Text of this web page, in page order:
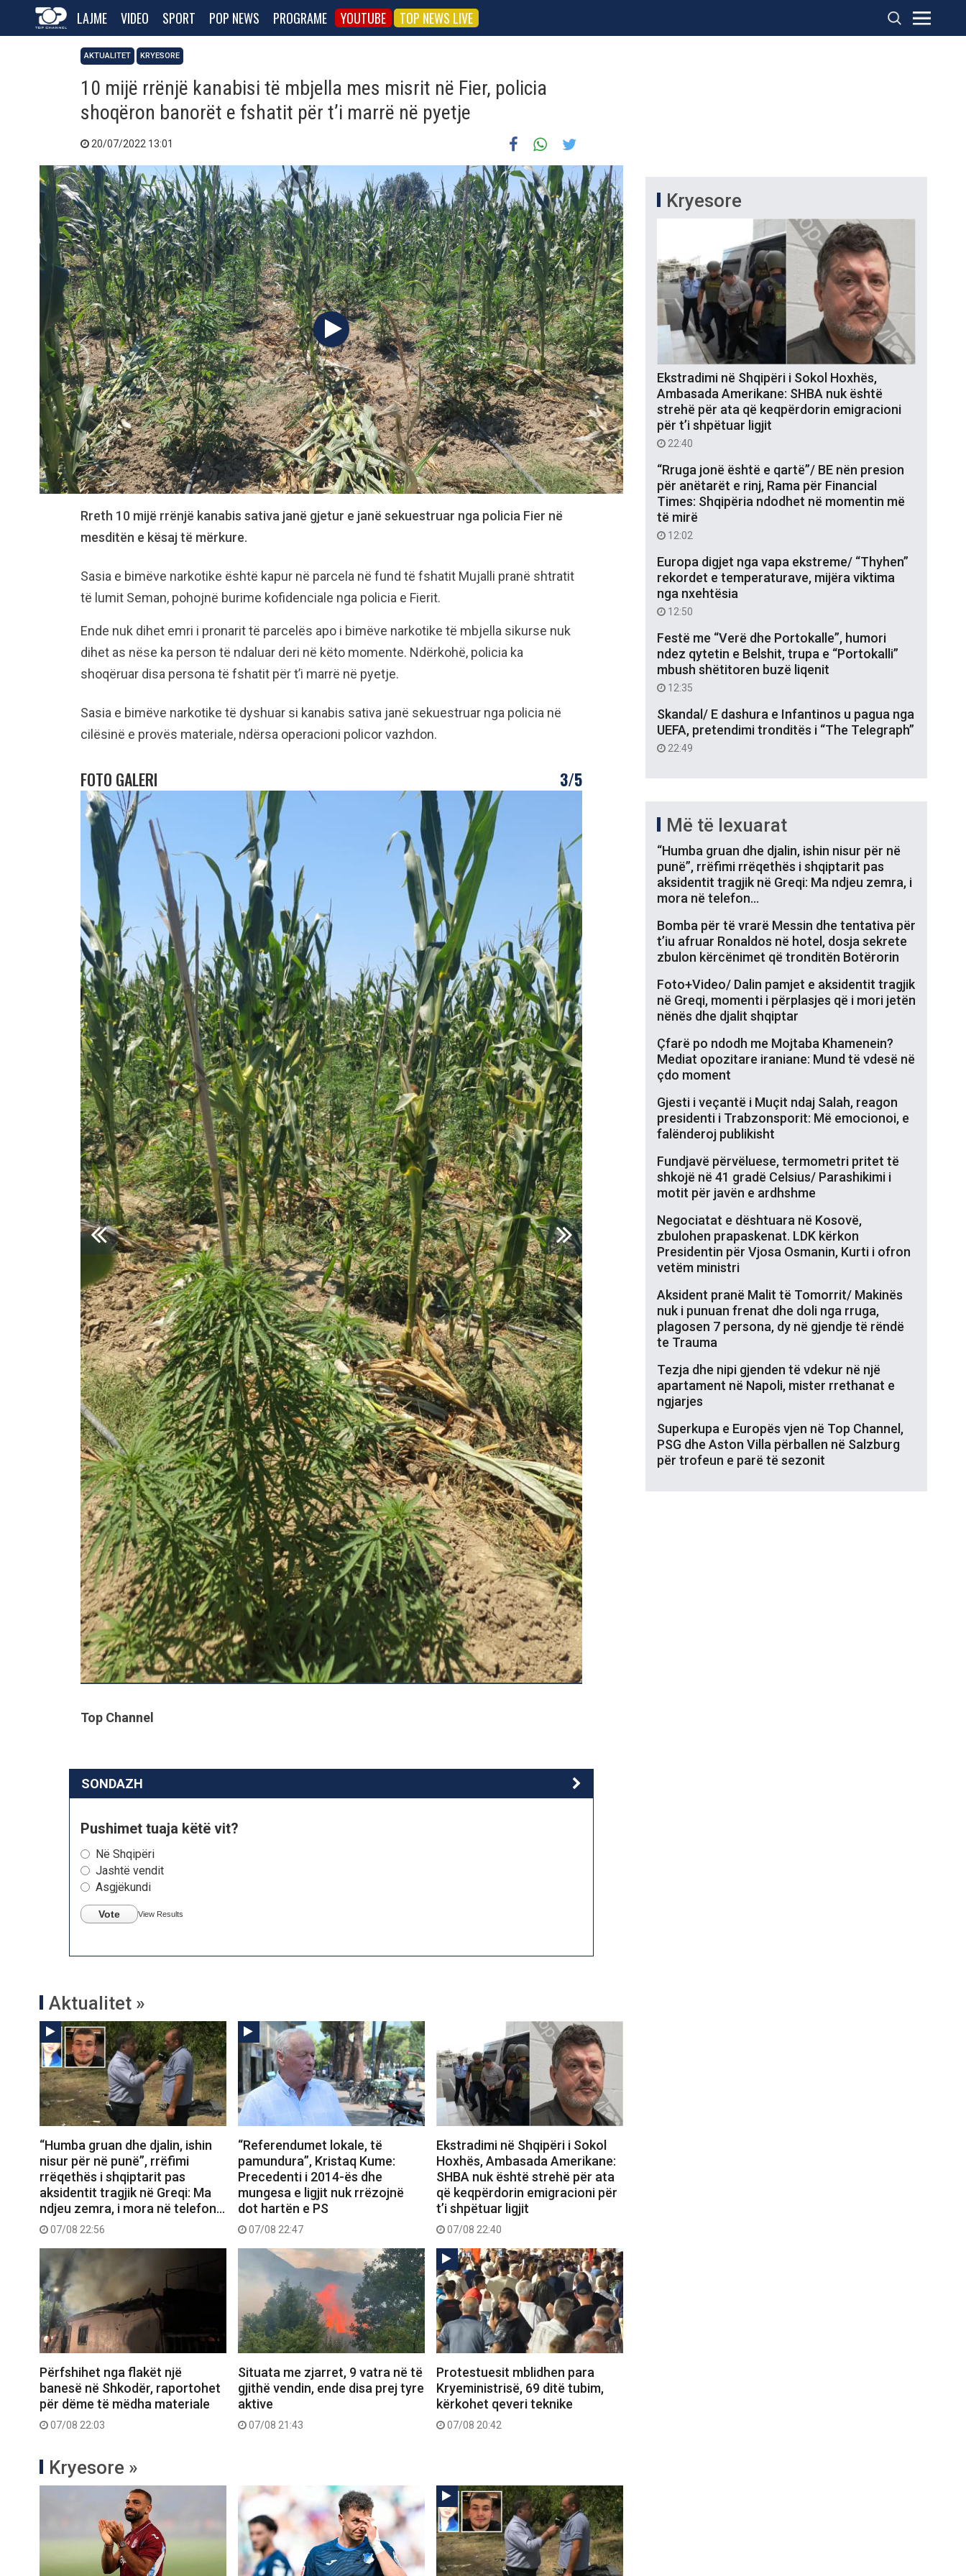
LAJME VIDEO SPORT POP NEWS PROGRAME YOUTUBE TOP NEWS LIVE
AKTUALITET KRYESORE
10 mijë rrënjë kanabisi të mbjella mes misrit në Fier, policia
shoqëron banorët e fshatit për t’i marrë në pyetje
20/07/2022 13:01
Rreth 10 mijë rrënjë kanabis sativa janë gjetur e janë sekuestruar nga policia Fier në
mesditën e kësaj të mërkure.
Sasia e bimëve narkotike është kapur në parcela në fund të fshatit Mujalli pranë shtratit
të lumit Seman, pohojnë burime kofidenciale nga policia e Fierit.
Ende nuk dihet emri i pronarit të parcelës apo i bimëve narkotike të mbjella sikurse nuk
dihet as nëse ka person të ndaluar deri në këto momente. Ndërkohë, policia ka
shoqëruar disa persona të fshatit për t’i marrë në pyetje.
Sasia e bimëve narkotike të dyshuar si kanabis sativa janë sekuestruar nga policia në
cilësinë e provës materiale, ndërsa operacioni policor vazhdon.
FOTO GALERI 3/5
Top Channel
SONDAZH
Pushimet tuaja këtë vit?
Në Shqipëri
Jashtë vendit
Asgjëkundi
Vote View Results
Aktualitet »
“Humba gruan dhe djalin, ishin
nisur për në punë”, rrëfimi
rrëqethës i shqiptarit pas
aksidentit tragjik në Greqi: Ma
ndjeu zemra, i mora në telefon…
07/08 22:56
“Referendumet lokale, të
pamundura”, Kristaq Kume:
Precedenti i 2014-ës dhe
mungesa e ligjit nuk rrëzojnë
dot hartën e PS
07/08 22:47
Ekstradimi në Shqipëri i Sokol
Hoxhës, Ambasada Amerikane:
SHBA nuk është strehë për ata
që keqpërdorin emigracioni për
t’i shpëtuar ligjit
07/08 22:40
Përfshihet nga flakët një
banesë në Shkodër, raportohet
për dëme të mëdha materiale
07/08 22:03
Situata me zjarret, 9 vatra në të
gjithë vendin, ende disa prej tyre
aktive
07/08 21:43
Protestuesit mblidhen para
Kryeministrisë, 69 ditë tubim,
kërkohet qeveri teknike
07/08 20:42
Kryesore »
Kryesore
Ekstradimi në Shqipëri i Sokol Hoxhës,
Ambasada Amerikane: SHBA nuk është
strehë për ata që keqpërdorin emigracioni
për t’i shpëtuar ligjit
22:40
“Rruga jonë është e qartë”/ BE nën presion
për anëtarët e rinj, Rama për Financial
Times: Shqipëria ndodhet në momentin më
të mirë
12:02
Europa digjet nga vapa ekstreme/ “Thyhen”
rekordet e temperaturave, mijëra viktima
nga nxehtësia
12:50
Festë me “Verë dhe Portokalle”, humori
ndez qytetin e Belshit, trupa e “Portokalli”
mbush shëtitoren buzë liqenit
12:35
Skandal/ E dashura e Infantinos u pagua nga
UEFA, pretendimi tronditës i “The Telegraph”
22:49
Më të lexuarat
“Humba gruan dhe djalin, ishin nisur për në
punë”, rrëfimi rrëqethës i shqiptarit pas
aksidentit tragjik në Greqi: Ma ndjeu zemra, i
mora në telefon…
Bomba për të vrarë Messin dhe tentativa për
t’iu afruar Ronaldos në hotel, dosja sekrete
zbulon kërcënimet që tronditën Botërorin
Foto+Video/ Dalin pamjet e aksidentit tragjik
në Greqi, momenti i përplasjes që i mori jetën
nënës dhe djalit shqiptar
Çfarë po ndodh me Mojtaba Khamenein?
Mediat opozitare iraniane: Mund të vdesë në
çdo moment
Gjesti i veçantë i Muçit ndaj Salah, reagon
presidenti i Trabzonsporit: Më emocionoi, e
falënderoj publikisht
Fundjavë përvëluese, termometri pritet të
shkojë në 41 gradë Celsius/ Parashikimi i
motit për javën e ardhshme
Negociatat e dështuara në Kosovë,
zbulohen prapaskenat. LDK kërkon
Presidentin për Vjosa Osmanin, Kurti i ofron
vetëm ministri
Aksident pranë Malit të Tomorrit/ Makinës
nuk i punuan frenat dhe doli nga rruga,
plagosen 7 persona, dy në gjendje të rëndë
te Trauma
Tezja dhe nipi gjenden të vdekur në një
apartament në Napoli, mister rrethanat e
ngjarjes
Superkupa e Europës vjen në Top Channel,
PSG dhe Aston Villa përballen në Salzburg
për trofeun e parë të sezonit